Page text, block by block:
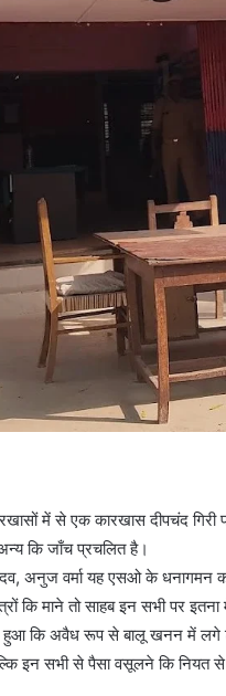
में से एक कारखास दीपचंद गिरी
कि जाँच प्रचलित है।
अनुज वर्मा यह एसओ के धनागमन
कि माने तो साहब इन सभी पर
हुआ कि अवैध रूप से बालू खनन में
इन सभी से पैसा वसूलने कि